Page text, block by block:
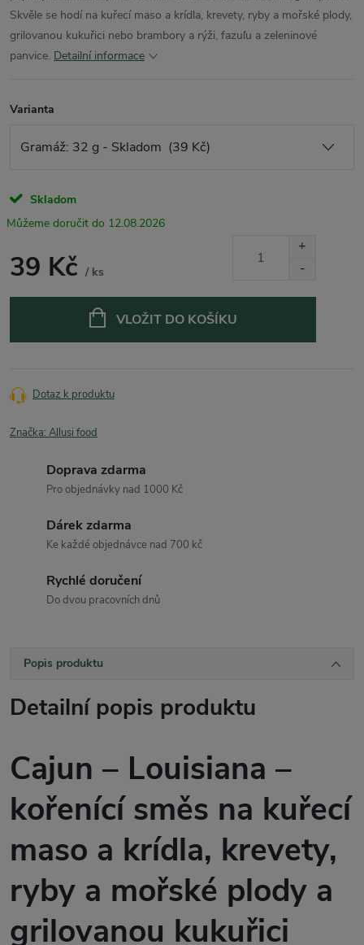
Skvěle se hodí na kuřecí maso a krídla, krevety, ryby a mořské plody,
grilovanou kukuřici nebo brambory a rýži, fazuľu a zeleninové
panvice. Detailní informace
Varianta
Skladom
12.08.2026
39 Kč / ks
VLOŽIT DO KOŠÍKU
Dotaz k produktu
Značka: Allusi food
Doprava zdarma
Pro objednávky nad 1000 Kč
Dárek zdarma
Ke každé objednávce nad 700 kč
Rychlé doručení
Do dvou pracovních dnů
Popis produktu
Detailní popis produktu
Cajun – Louisiana –
kořenící směs na kuřecí
maso a krídla, krevety,
ryby a mořské plody a
grilovanou kukuřici